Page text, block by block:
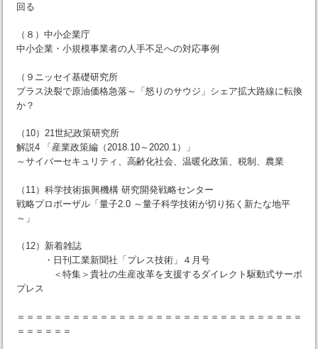
回る
（８）中小企業庁
中小企業・小規模事業者の人手不足への対応事例
（９ニッセイ基礎研究所
プラス決裂で原油価格急落～「怒りのサウジ」シェア拡大路線に転換
か？
（10）21世紀政策研究所
解説4 「産業政策編（2018.10～2020.1）」
～サイバーセキュリティ、高齢化社会、温暖化政策、税制、農業
（11）科学技術振興機構 研究開発戦略センター
戦略プロポーザル「量子2.0 ～量子科学技術が切り拓く新たな地平
～」
（12）新着雑誌
・日刊工業新聞社「プレス技術」４月号
＜特集＞貴社の生産改革を支援するダイレクト駆動式サーボ
プレス
＝＝＝＝＝＝＝＝＝＝＝＝＝＝＝＝＝＝＝＝＝＝＝＝＝＝＝＝＝＝＝
＝＝＝＝＝＝